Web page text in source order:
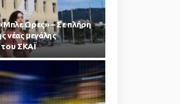
Ωρες» – Σε πλήρη
νέας μεγάλης
ΣΚΑΪ